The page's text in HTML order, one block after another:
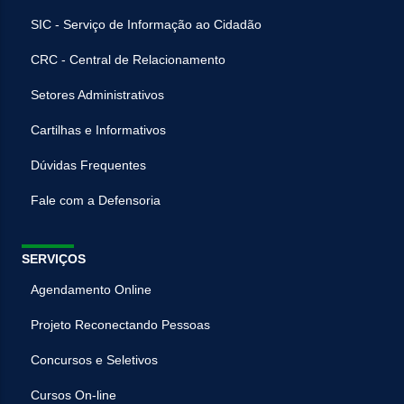
SIC - Serviço de Informação ao Cidadão
CRC - Central de Relacionamento
Setores Administrativos
Cartilhas e Informativos
Dúvidas Frequentes
Fale com a Defensoria
SERVIÇOS
Agendamento Online
Projeto Reconectando Pessoas
Concursos e Seletivos
Cursos On-line